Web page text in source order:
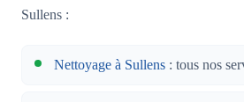
Sullens :
Nettoyage à Sullens : tous nos